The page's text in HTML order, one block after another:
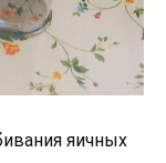
яичных